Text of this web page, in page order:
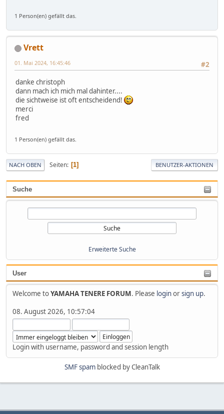
Suche
Erweiterte Suche
User
Welcome toYAMAHA TENERE FORUM. Please loginorsign up.
08. August 2026, 10:57:04
Login with username, password and session length
1 Person(en) gefällt das.
Vrett
#2
01. Mai 2024, 16:45:46
danke christoph
dann mach ich mich mal dahinter....
die sichtweise ist oft entscheidend!
merci
fred
1 Person(en) gefällt das.
NACH OBEN Seiten 1 BENUTZER-AKTIONEN
SMF spamblocked by CleanTalk